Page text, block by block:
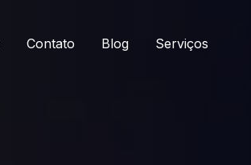
Contato Blog Serviços